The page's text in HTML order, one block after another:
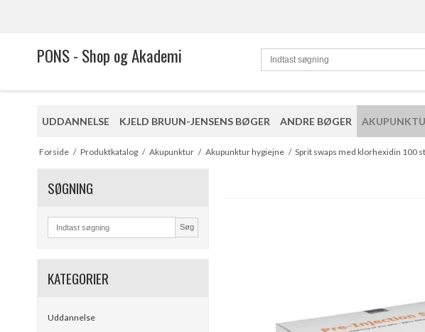
PONS - Shop og Akademi
UDDANNELSE KJELD BRUUN-JENSENS BØGER ANDRE BØGER
Forside / Produktkatalog / Akupunktur / Akupunktur hygiejne / Sprit swaps med klorhexidin 100
SØGNING
Søg
KATEGORIER
Uddannelse